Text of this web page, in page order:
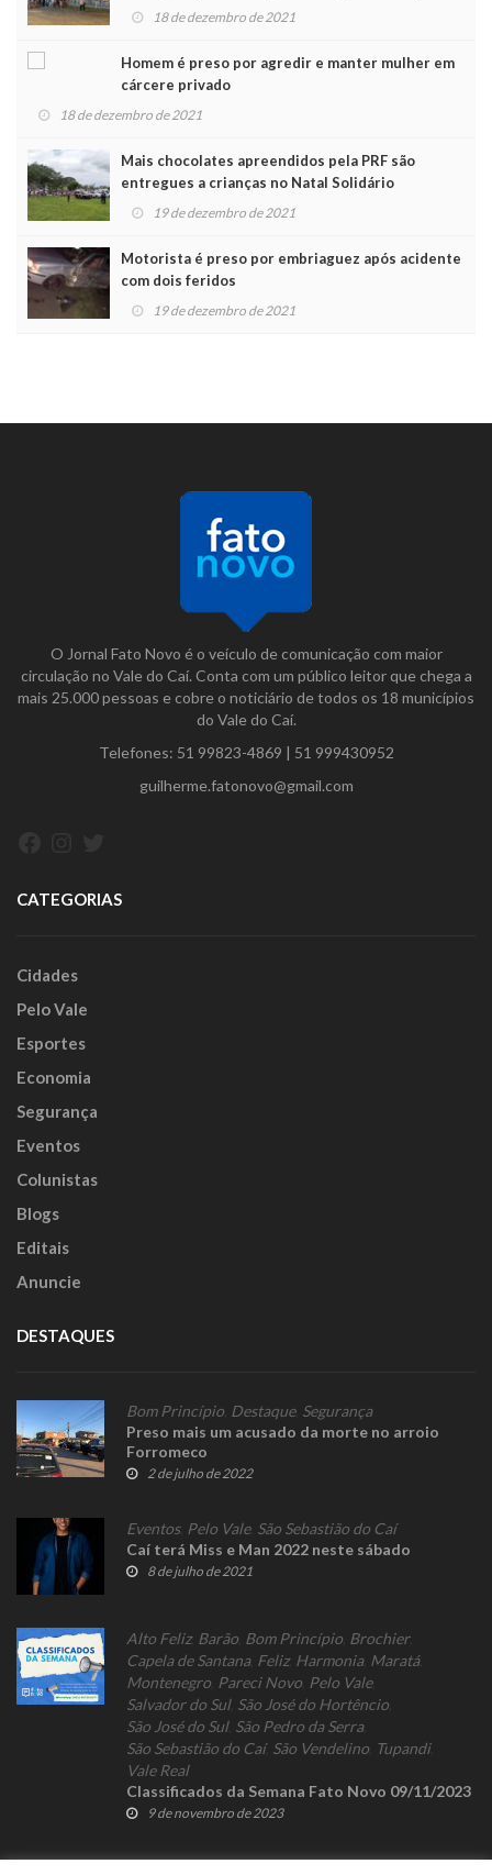
Noel
18 de dezembro de 2021
Homem é preso por agredir e manter mulher em
cárcere privado
18 de dezembro de 2021
Mais chocolates apreendidos pela PRF são
entregues a crianças no Natal Solidário
19 de dezembro de 2021
Motorista é preso por embriaguez após acidente
com dois feridos
19 de dezembro de 2021
O Jornal Fato Novo é o veículo de comunicação com maior
circulação no Vale do Caí. Conta com um público leitor que chega a
mais 25.000 pessoas e cobre o noticiário de todos os 18 municípios
do Vale do Caí.
Telefones: 51 99823-4869 | 51 999430952
guilherme.fatonovo@gmail.com
CATEGORIAS
Cidades
Pelo Vale
Esportes
Economia
Segurança
Eventos
Colunistas
Blogs
Editais
Anuncie
DESTAQUES
Bom Princípio Destaque, Segurança
Preso mais um acusado da morte no arroio
Forromeco
2 de julho de 2022
Eventos, Pelo Vale, São Sebastião do Caí
Caí terá Miss e Man 2022 neste sábado
8 de julho de 2021
Alto Feliz, Barão Bom Princípio Brochier,
Capela de Santana, Feliz, Harmonia, Maratá,
Montenegro Pareci Novo Pelo Vale,
Salvador do Sul, São José do Hortêncio
São José do Sul, São Pedro da Serra,
São Sebastião do Caí, São Vendelino Tupandi,
Vale Real
Classificados da Semana Fato Novo 09/11/2023
9 de novembro de 2023